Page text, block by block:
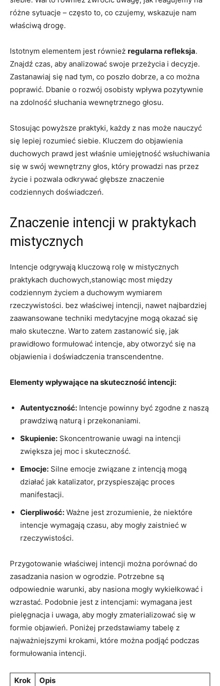
różne sytuacje – często to, co czujemy, wskazuje nam
właściwą drogę.
Istotnym elementem jest również regularna refleksja.
Znajdź czas, aby analizować swoje przeżycia i decyzje.
Zastanawiaj się nad tym, co poszło dobrze, a co można
poprawić. Dbanie o rozwój osobisty wpływa pozytywnie
na zdolność słuchania wewnętrznego głosu.
Stosując powyższe praktyki, każdy z nas może nauczyć
się lepiej rozumieć siebie. Kluczem do objawienia
duchowych prawd jest właśnie umiejętność wsłuchiwania
się w swój wewnętrzny głos, który prowadzi nas przez
życie i pozwala odkrywać głębsze znaczenie
codziennych doświadczeń.
Znaczenie intencji w praktykach
mistycznych
Intencje odgrywają kluczową rolę w mistycznych
praktykach duchowych,stanowiąc most między
codziennym życiem a duchowym wymiarem
rzeczywistości. bez właściwej intencji, nawet najbardziej
zaawansowane techniki medytacyjne mogą okazać się
mało skuteczne. Warto zatem zastanowić się, jak
prawidłowo formułować intencje, aby otworzyć się na
objawienia i doświadczenia transcendentne.
Elementy wpływające na skuteczność intencji:
Autentyczność: Intencje powinny być zgodne z naszą
prawdziwą naturą i przekonaniami.
Skupienie: Skoncentrowanie uwagi na intencji
zwiększa jej moc i skuteczność.
Emocje: Silne emocje związane z intencją mogą
działać jak katalizator, przyspieszając proces
manifestacji.
Cierpliwość: Ważne jest zrozumienie, że niektóre
intencje wymagają czasu, aby mogły zaistnieć w
rzeczywistości.
Przygotowanie właściwej intencji można porównać do
zasadzania nasion w ogrodzie. Potrzebne są
odpowiednie warunki, aby nasiona mogły wykiełkować i
wzrastać. Podobnie jest z intencjami: wymagana jest
pielęgnacja i uwaga, aby mogły zmaterializować się w
formie objawień. Poniżej przedstawiamy tabelę z
najważniejszymi krokami, które można podjąć podczas
formułowania intencji.
Krok
Opis